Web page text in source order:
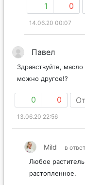
1 0
14.06.20 00:07
Павел
Здравствуйте,
можно другое!?
0 0
13.06.20 22:56
Mild в ответ
Любое
растопленное.